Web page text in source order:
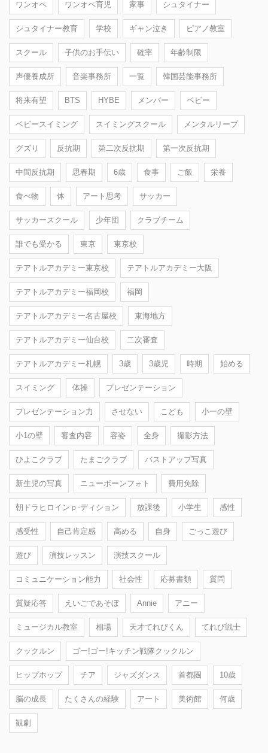
ワンオペ ワンオペ育児 家事 シュタイナー
シュタイナー教育 学校 ギャン泣き ピアノ教室
スクール 子供のお手伝い 確率 年齢制限
声優養成所 音楽事務所 一覧 韓国芸能事務所
将来有望 BTS HYBE メンバー ベビー
ベビースイミング スイミングスクール メンタルリープ
グズり 反抗期 第二次反抗期 第一次反抗期
中間反抗期 思春期 6歳 食事 ご飯 栄養
食べ物 体 アート思考 サッカー
サッカースクール 少年団 クラブチーム
誰でも受かる 東京 東京校
テアトルアカデミー東京校 テアトルアカデミー大阪
テアトルアカデミー福岡校 福岡
テアトルアカデミー名古屋校 東海地方
テアトルアカデミー仙台校 二次審査
テアトルアカデミー札幌 3歳 3歳児 時期 始める
スイミング 体操 プレゼンテーション
プレゼンテーション力 させない こども 小一の壁
小1の壁 審査内容 容姿 全身 撮影方法
ひよこクラブ たまごクラブ バストアップ写真
新生児の写真 ニューボーンフォト 費用免除
朝ドラヒロインｐ-ディション 放課後 小学生 感性
感受性 自己肯定感 高める 自身 ごっこ遊び
遊び 演技レッスン 演技スクール
コミュニケーション能力 社会性 応募書類 質問
質疑応答 えいごであそぼ Annie アニー
ミュージカル教室 相場 天才てれびくん てれび戦士
クックルン ゴー!ゴー!キッチン戦隊クックルン
ヒップホップ チア ジャズダンス 首都圏 10歳
脳の成長 たくさんの経験 アート 美術館 何歳
観劇